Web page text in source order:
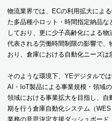
物流業界では、ECの利用拡大によ
た多品種小ロット・時間指定納品
しており、更に少子高齢化による
代表される労働時間制限の影響で
おり、倉庫における自動化ニーズは
そのような環境下、YEデジタルで
AI・IoT製品による事業規模・領域
領域における事業拡大を目指し、
期を行う倉庫自動化システム（
業務の意思決定支援ダッシュボー